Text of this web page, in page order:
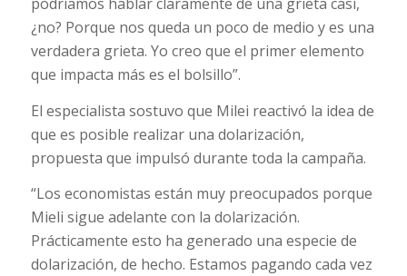
¿no? Porque nos queda un poco de medio y es una
verdadera grieta. Yo creo que el primer elemento
que impacta más es el bolsillo”.
El especialista sostuvo que Milei reactivó la idea de
que es posible realizar una dolarización,
propuesta que impulsó durante toda la campaña.
“Los economistas están muy preocupados porque
Mieli sigue adelante con la dolarización.
Prácticamente esto ha generado una especie de
dolarización, de hecho. Estamos pagando cada vez